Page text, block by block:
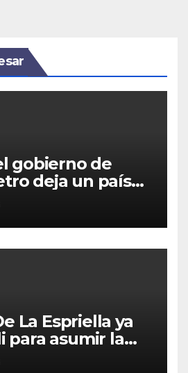
gobierno de
deja un país
tensiones y
La Espriella ya
para asumir la
este 7 de agosto